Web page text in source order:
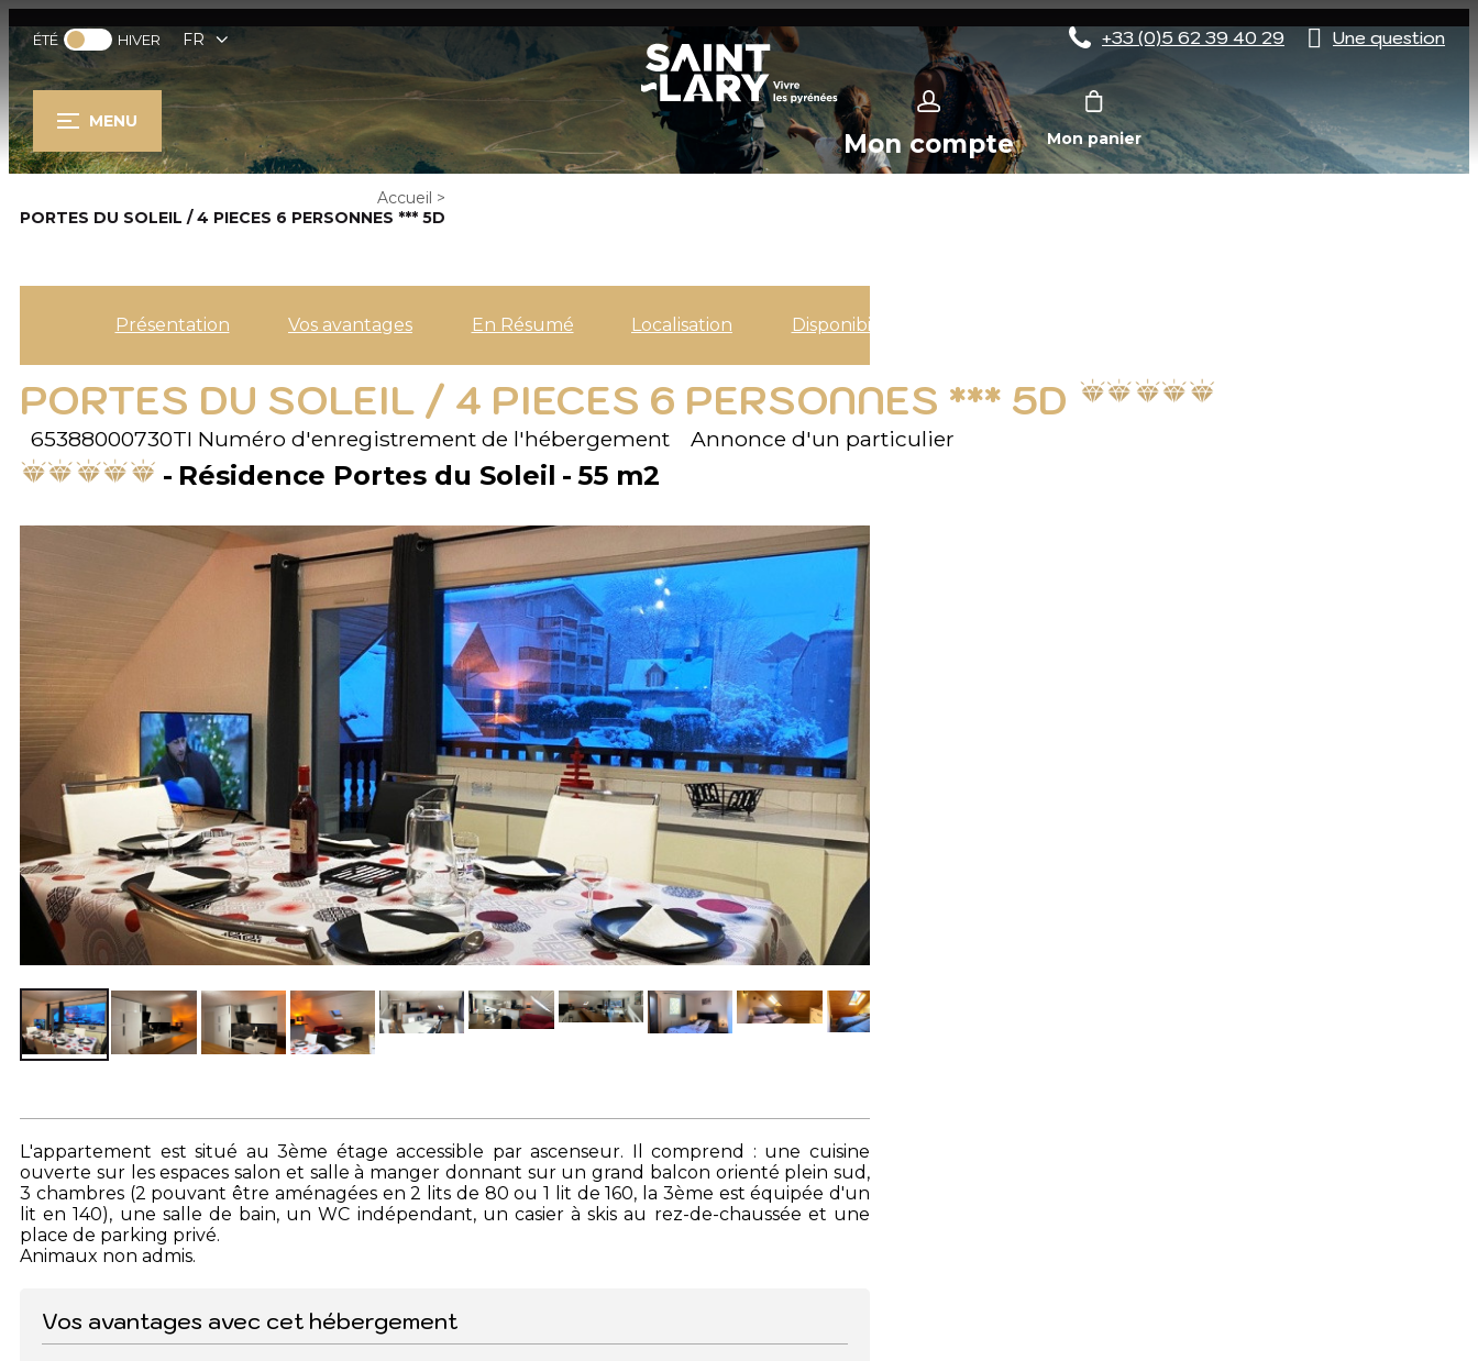
ÉTÉ HIVER FR +33 (0)5 62 39 40 29 Une question
MENU
Mon compte Mon panier
Accueil >
PORTES DU SOLEIL / 4 PIECES 6 PERSONNES *** 5D
Présentation Vos avantages En Résumé Localisation Disponibilités
PORTES DU SOLEIL / 4 PIECES 6 PERSONNES *** 5D
65388000730TI Numéro d'enregistrement de l'hébergement Annonce d'un particulier
Résidence Portes du Soleil 55 m2
L'appartement est situé au 3ème étage accessible par ascenseur. Il comprend : une cuisine
ouverte sur les espaces salon et salle à manger donnant sur un grand balcon orienté plein sud,
3 chambres (2 pouvant être aménagées en 2 lits de 80 ou 1 lit de 160, la 3ème est équipée d'un
lit en 140), une salle de bain, un WC indépendant, un casier à skis au rez-de-chaussée et une
place de parking privé.
Animaux non admis.
Vos avantages avec cet hébergement